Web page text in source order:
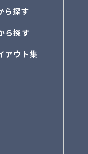
ら探す
ら探す
アウト集